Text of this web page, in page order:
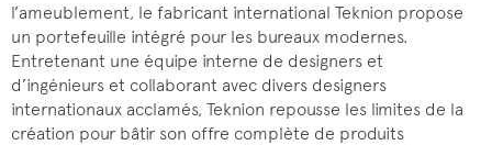
l’ameublement, le fabricant international Teknion propose
un portefeuille intégré pour les bureaux modernes.
Entretenant une équipe interne de designers et
d’ingénieurs et collaborant avec divers designers
internationaux acclamés, Teknion repousse les limites de la
création pour bâtir son offre complète de produits